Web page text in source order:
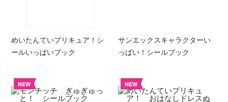
めいたんていプリキュア！シ
ールいっぱいブック
サンエックスキャラクターい
っぱい！シールブック
NEW NEW